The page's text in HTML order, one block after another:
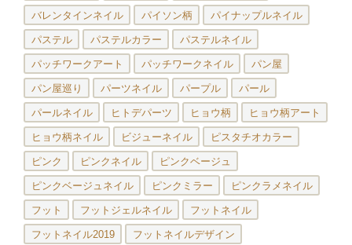
バレンタインネイル パイソン柄 パイナップルネイル
パステル パステルカラー パステルネイル
パッチワークアート パッチワークネイル パン屋
パン屋巡り パーツネイル パープル パール
パールネイル ヒトデパーツ ヒョウ柄 ヒョウ柄アート
ヒョウ柄ネイル ビジューネイル ピスタチオカラー
ピンク ピンクネイル ピンクベージュ
ピンクベージュネイル ピンクミラー ピンクラメネイル
フット フットジェルネイル フットネイル
フットネイル2019 フットネイルデザイン